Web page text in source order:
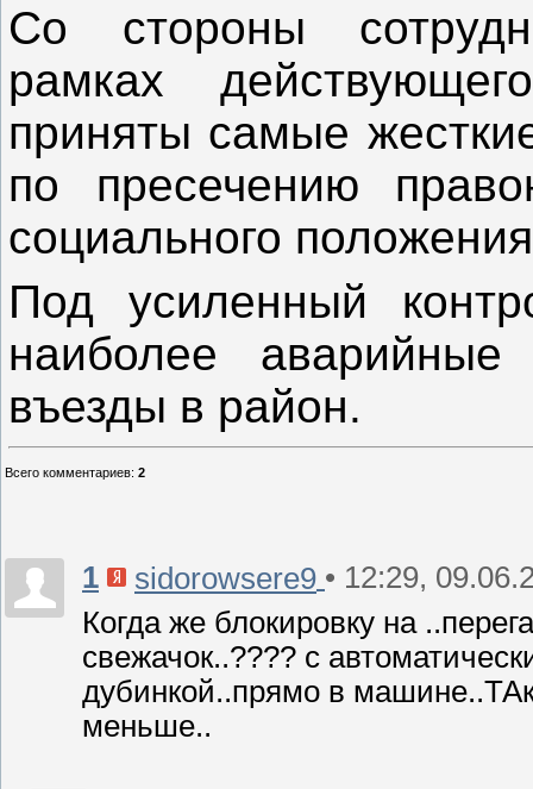
Со стороны
рамках
приняты самые
по пресечению
социального
Под усиленный
наиболее
въезды в район.
Всего комментариев: 2
1 sidorowsere9 • 12:29,
Когда же блокировку на
свежачок..???? с
дубинкой..прямо в
меньше..